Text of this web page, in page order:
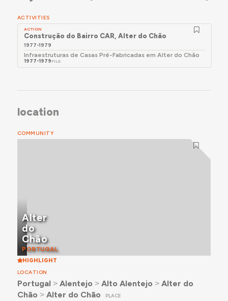
ACTIVITIES
ACTION
Construção do Bairro CAR, Alter do Chão
1977-1979
Infraestruturas de Casas Pré-Fabricadas em Alter do Chão
1977-1979 FILE
location
COMMUNITY
Alter
do
Chão
PORTUGAL
HIGHLIGHT
LOCATION
Portugal ˃ Alentejo ˃ Alto Alentejo ˃ Alter do
Chão ˃ Alter do Chão PLACE